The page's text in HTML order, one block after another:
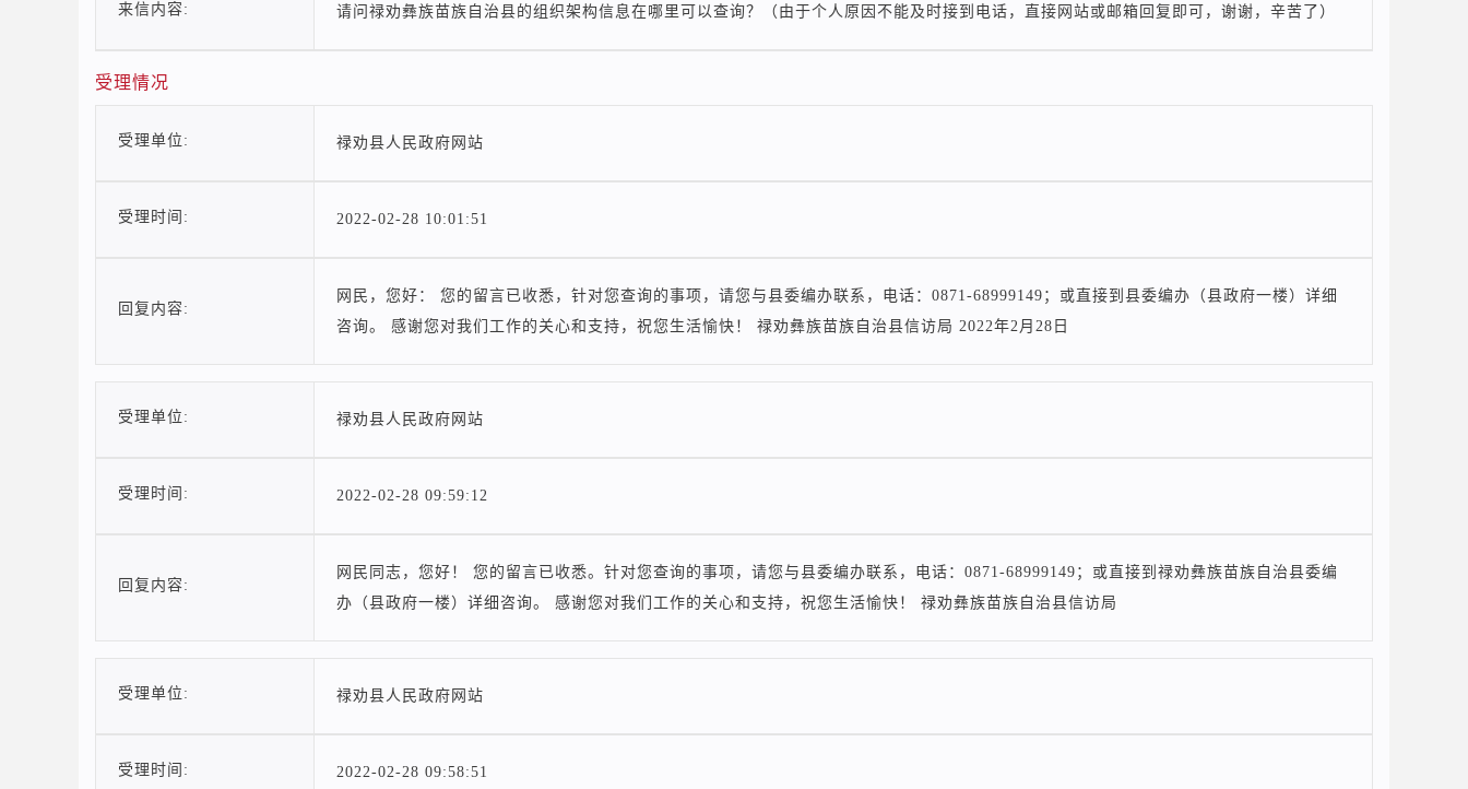
来信内容: 请问禄劝彝族苗族自治县的组织架构信息在哪里可以查询？（由于个人原因不能及时接到电话，直接网站或邮箱回复即可，谢谢，辛苦了）
受理情况
受理单位: 禄劝县人民政府网站
受理时间: 2022-02-28 10:01:51
回复内容:
网民，您好： 您的留言已收悉，针对您查询的事项，请您与县委编办联系，电话：0871-68999149；或直接到县委编办（县政府一楼）详细
咨询。 感谢您对我们工作的关心和支持，祝您生活愉快！ 禄劝彝族苗族自治县信访局 2022年2月28日
受理单位: 禄劝县人民政府网站
受理时间: 2022-02-28 09:59:12
回复内容:
网民同志，您好！ 您的留言已收悉。针对您查询的事项，请您与县委编办联系，电话：0871-68999149；或直接到禄劝彝族苗族自治县委编
办（县政府一楼）详细咨询。 感谢您对我们工作的关心和支持，祝您生活愉快！ 禄劝彝族苗族自治县信访局
受理单位: 禄劝县人民政府网站
受理时间: 2022-02-28 09:58:51